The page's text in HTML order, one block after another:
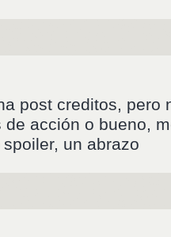
post creditos, pero
de acción o bueno,
un abrazo